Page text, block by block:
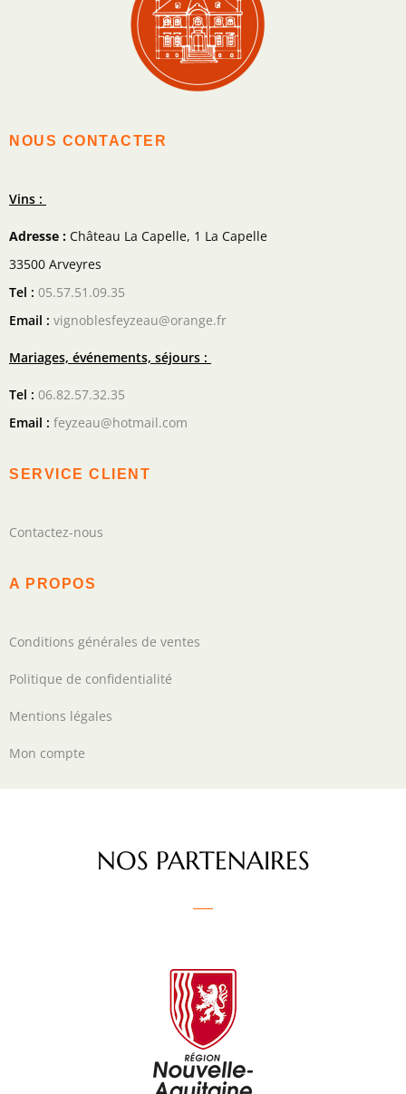
NOUS CONTACTER
Vins :
Adresse : Château La Capelle, 1 La Capelle
33500 Arveyres
Tel : 05.57.51.09.35
Email : vignoblesfeyzeau@orange.fr
Mariages, événements, séjours :
Tel : 06.82.57.32.35
Email : feyzeau@hotmail.com
SERVICE CLIENT
Contactez-nous
A PROPOS
Conditions générales de ventes
Politique de confidentialité
Mentions légales
Mon compte
NOS PARTENAIRES